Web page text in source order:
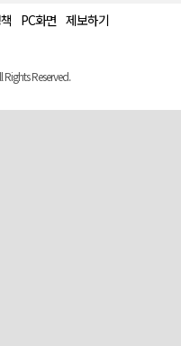
PC화면 제보하기
Reserved.